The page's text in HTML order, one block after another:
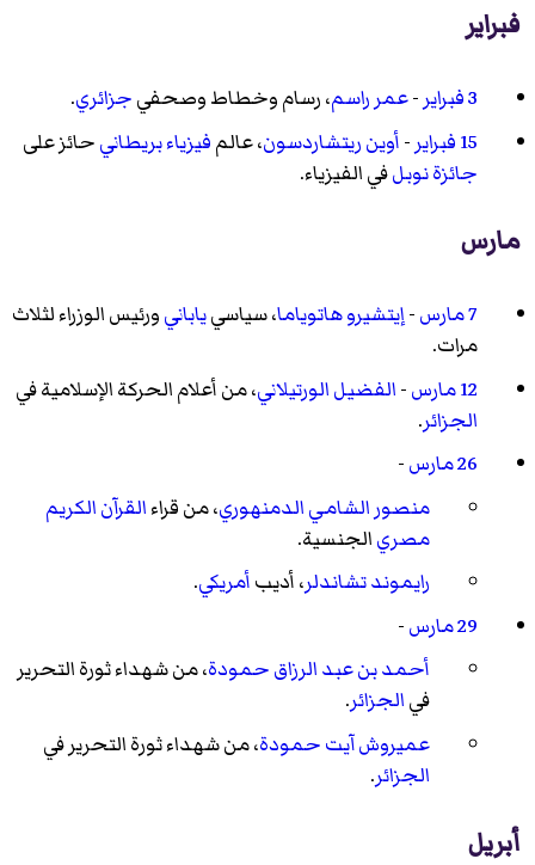
فبراير
3 فبراير -عمر راسم، رسام وخطاط وصحفيجزائري.
15 فبراير
-أوين ريتشاردسون، عالمفيزياءبريطانيحائز على
جائزة نوبلفي الفيزياء.
مارس
7 مارس -إيتشيرو هاتوياما، سياسييابانيورئيس الوزراء لثلاث
مرات.
12 مارس
-الفضيل الورتيلاني، من أعلام الحركة الإسلامية في
الجزائر.
26 مارس
-
منصور الشامي الدمنهوري، من قراءالقرآن الكريم
مصريالجنسية.
رايموند تشاندلر، أديبأمريكي.
29 مارس
-
أحمد بن عبد الرزاق حمودة، من شهداء ثورة التحرير
فيالجزائر.
عميروش آيت حمودة، من شهداء ثورة التحرير في
الجزائر.
أبريل